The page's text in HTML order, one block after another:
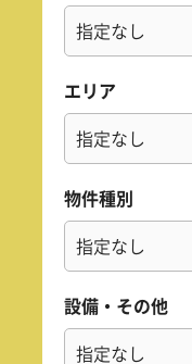
エリア
物件種別
設備・その他